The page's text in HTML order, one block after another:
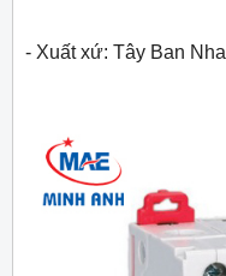
- Xuất xứ: Tây Ban Nha